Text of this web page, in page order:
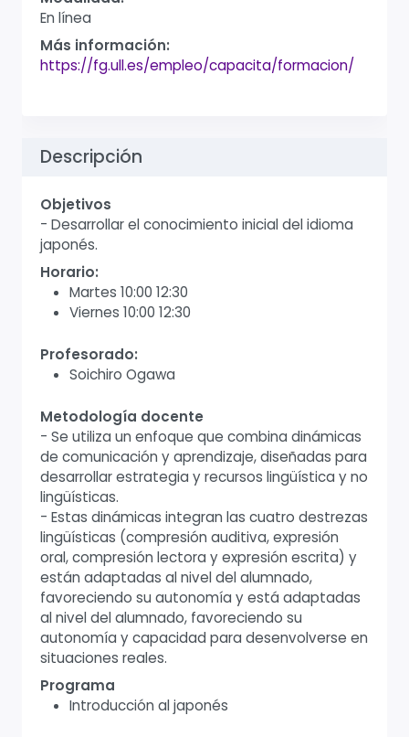
En línea
Más información:
https://fg.ull.es/empleo/capacita/formacion/
Descripción
Objetivos
- Desarrollar el conocimiento inicial del idioma
japonés.
Horario:
Martes 10:00 12:30
Viernes 10:00 12:30
Profesorado:
Soichiro Ogawa
Metodología docente
- Se utiliza un enfoque que combina dinámicas
de comunicación y aprendizaje, diseñadas para
desarrollar estrategia y recursos lingüística y no
lingüísticas.
- Estas dinámicas integran las cuatro destrezas
lingüísticas (compresión auditiva, expresión
oral, compresión lectora y expresión escrita) y
están adaptadas al nivel del alumnado,
favoreciendo su autonomía y está adaptadas
al nivel del alumnado, favoreciendo su
autonomía y capacidad para desenvolverse en
situaciones reales.
Programa
Introducción al japonés